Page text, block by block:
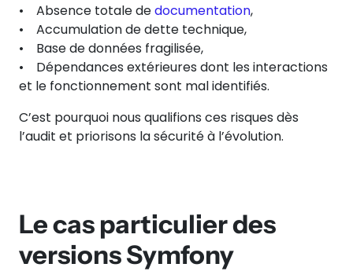
• Absence totale dedocumentation,
• Accumulation de dette technique,
• Base de données fragilisée,
• Dépendances extérieures dont les interactions
et le fonctionnement sont mal identifiés.
C’est pourquoi nous qualifions ces risques dès
l’audit et priorisons la sécurité à l’évolution.
Le cas particulier des
versions Symfony